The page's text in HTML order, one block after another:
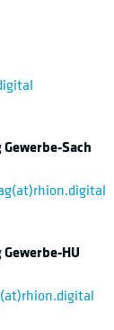
Sach
HU